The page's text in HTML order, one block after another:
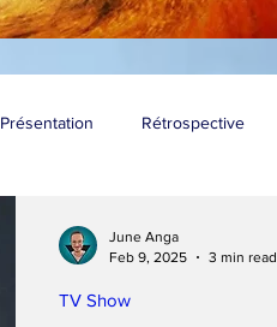
Présentation Rétrospective
TV Show
June Anga
Feb 9, 2025
3 min read